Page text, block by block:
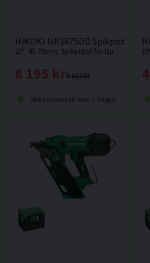
HiKOKI NR3675DD Spikpistol f.
21º. 45-75mm. Spikpistol för Duplexbandade blanka dubbelhuvudspikar för formsättning, tillfällig infästning etc. Levereras utan batteri och laddare.
9 613 kr
8 195 kr
Skickas normalt inom 1-3 dagar